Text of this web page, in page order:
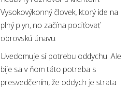
Vysokovýkonný človek, ktorý ide na
plný plyn, no začína pociťovať
obrovskú únavu.
Uvedomuje si potrebu oddychu. Ale
bije sa v ňom táto potreba s
presvedčením, že oddych je strata